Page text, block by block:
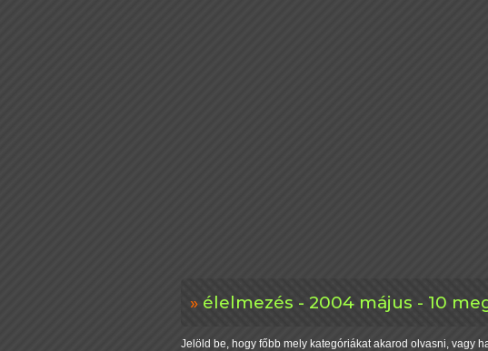
élelmezés - 2004 május - 10
Jelöld be, hogy főbb mely kategóriákat akarod olvasni, vagy